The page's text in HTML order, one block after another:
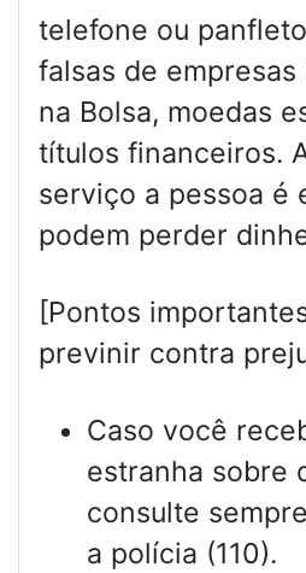
telefone ou
falsas de empresas
na Bolsa, moedas
títulos financeiros.
serviço a pessoa é
podem perder
[Pontos
previnir contra
Caso você
estranha sobre
consulte
a polícia (110).